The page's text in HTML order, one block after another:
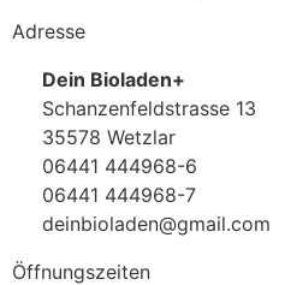
Adresse
Dein Bioladen+
Schanzenfeldstrasse 13
35578 Wetzlar
06441 444968-6
06441 444968-7
deinbioladen@gmail.com
Öffnungszeiten